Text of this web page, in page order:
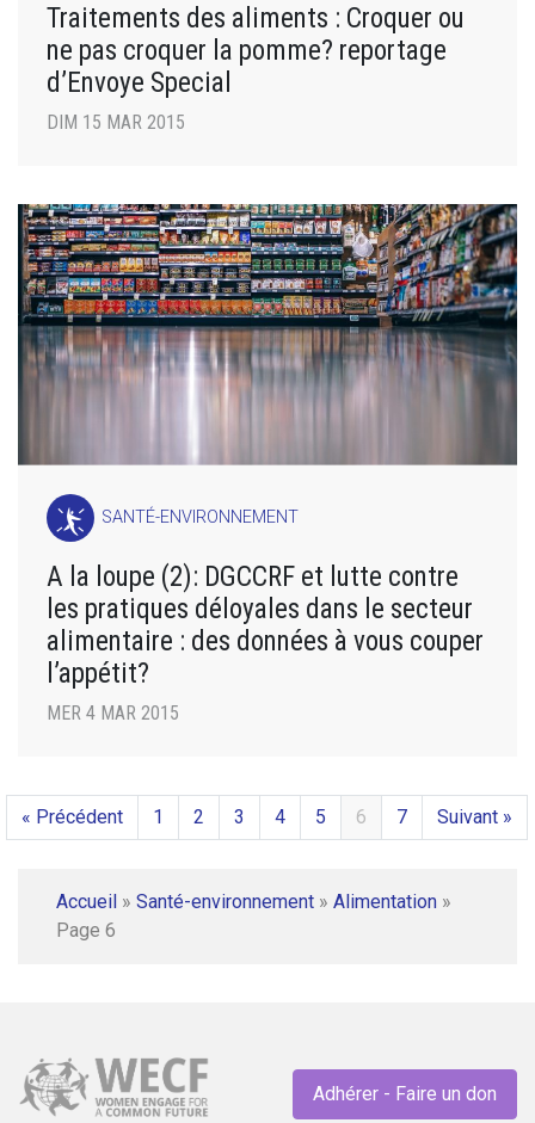
Traitements des aliments : Croquer ou
ne pas croquer la pomme? reportage
d’Envoye Special
DIM 15 MAR 2015
SANTÉ-ENVIRONNEMENT
A la loupe (2): DGCCRF et lutte contre
les pratiques déloyales dans le secteur
alimentaire : des données à vous couper
l’appétit?
MER 4 MAR 2015
« Précédent 1 2 3 4 5 6 7 Suivant »
Accueil » Santé-environnement » Alimentation »
Page 6
Adhérer - Faire un don